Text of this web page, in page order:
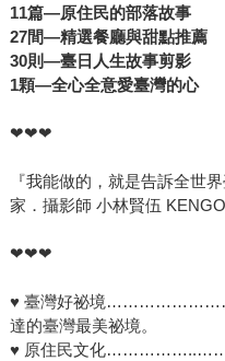
11篇—原住民的部落故事
27間—精選餐廳與甜點推薦
30則—臺日人生故事剪影
1顆—全心全意愛臺灣的心
❤❤❤
『我能做的，就是告訴全世
家．攝影師 小林賢伍
❤❤❤
♥ 臺灣好祕境……………………..
達的臺灣最美祕境。
♥ 原住民文化……………..………